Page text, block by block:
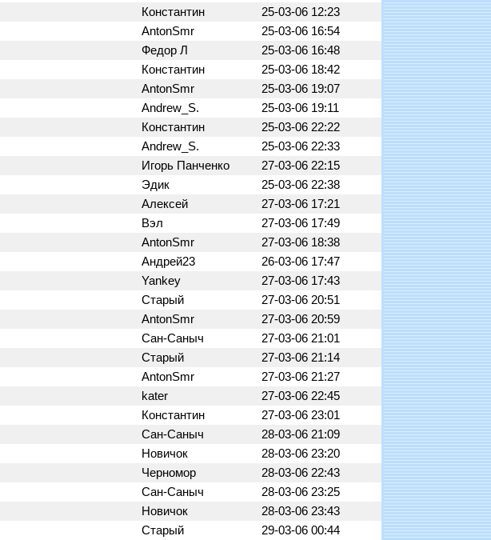
Константин
25-03-06 12:23
AntonSmr
25-03-06 16:54
Федор Л
25-03-06 16:48
Константин
25-03-06 18:42
AntonSmr
25-03-06 19:07
Andrew_S.
25-03-06 19:11
Константин
25-03-06 22:22
Andrew_S.
25-03-06 22:33
Игорь Панченко
27-03-06 22:15
Эдик
25-03-06 22:38
Алексей
27-03-06 17:21
Вэл
27-03-06 17:49
AntonSmr
27-03-06 18:38
Андрей23
26-03-06 17:47
Yankey
27-03-06 17:43
Старый
27-03-06 20:51
AntonSmr
27-03-06 20:59
Сан-Саныч
27-03-06 21:01
Старый
27-03-06 21:14
AntonSmr
27-03-06 21:27
kater
27-03-06 22:45
Константин
27-03-06 23:01
Сан-Саныч
28-03-06 21:09
Новичок
28-03-06 23:20
Черномор
28-03-06 22:43
Сан-Саныч
28-03-06 23:25
Новичок
28-03-06 23:43
Старый 29-03-06 00:44